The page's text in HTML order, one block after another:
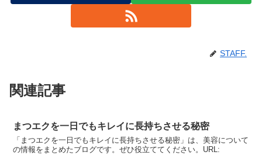
STAFF.
関連記事
まつエクを一日でもキレイに長持ちさせる秘密
「まつエクを一日でもキレイに長持ちさせる秘密」は、美容について
の情報をまとめたブログです。ぜひ役立ててください。URL: